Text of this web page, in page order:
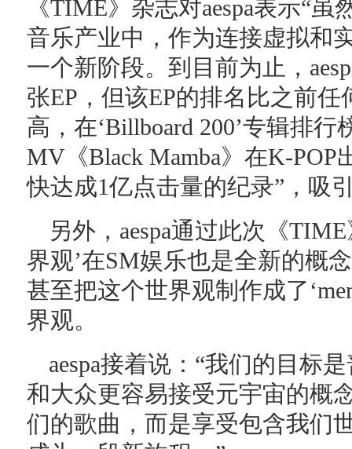
《TIME》杂志对aespa表示“
音乐产业中，作为连接虚拟和
一个新阶段。到目前为止，
张EP，但该EP的排名比之前
高，在‘Billboard 200’专辑排
MV《Black Mamba》在K-
快达成1亿点击量的纪录”，吸
另外，aespa通过此次《
界观’在SM娱乐也是全新的概
甚至把这个世界观制作成了
界观。
aespa接着说：“我们的目标
和大众更容易接受元宇宙的概
们的歌曲，而是享受包含我们